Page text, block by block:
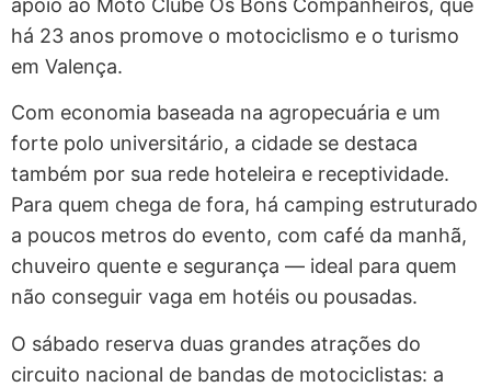
apoio ao Moto Clube Os Bons Companheiros, que
há 23 anos promove o motociclismo e o turismo
em Valença.
Com economia baseada na agropecuária e um
forte polo universitário, a cidade se destaca
também por sua rede hoteleira e receptividade.
Para quem chega de fora, há camping estruturado
a poucos metros do evento, com café da manhã,
chuveiro quente e segurança — ideal para quem
não conseguir vaga em hotéis ou pousadas.
O sábado reserva duas grandes atrações do
circuito nacional de bandas de motociclistas: a